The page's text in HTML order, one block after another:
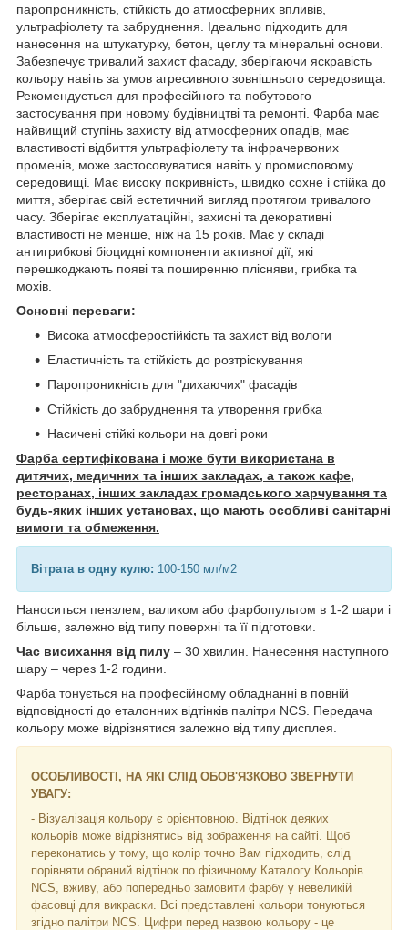
паропроникність, стійкість до атмосферних впливів,
ультрафіолету та забруднення. Ідеально підходить для
нанесення на штукатурку, бетон, цеглу та мінеральні основи.
Забезпечує тривалий захист фасаду, зберігаючи яскравість
кольору навіть за умов агресивного зовнішнього середовища.
Рекомендується для професійного та побутового
застосування при новому будівництві та ремонті. Фарба має
найвищий ступінь захисту від атмосферних опадів, має
властивості відбиття ультрафіолету та інфрачервоних
променів, може застосовуватися навіть у промисловому
середовищі. Має високу покривність, швидко сохне і стійка до
миття, зберігає свій естетичний вигляд протягом тривалого
часу. Зберігає експлуатаційні, захисні та декоративні
властивості не менше, ніж на 15 років. Має у складі
антигрибкові біоцидні компоненти активної дії, які
перешкоджають появі та поширенню плісняви, грибка та
мохів.
Основні переваги:
Висока атмосферостійкість та захист від вологи
Еластичність та стійкість до розтріскування
Паропроникність для "дихаючих" фасадів
Стійкість до забруднення та утворення грибка
Насичені стійкі кольори на довгі роки
Фарба сертифікована і може бути використана в
дитячих, медичних та інших закладах, а також кафе,
ресторанах, інших закладах громадського харчування та
будь-яких інших установах, що мають особливі санітарні
вимоги та обмеження.
Вітрата в одну кулю: 100-150 мл/м2
Наноситься пензлем, валиком або фарбопультом в 1-2 шари і
більше, залежно від типу поверхні та її підготовки.
Час висихання від пилу – 30 хвилин. Нанесення наступного
шару – через 1-2 години.
Фарба тонується на професійному обладнанні в повній
відповідності до еталонних відтінків палітри NCS. Передача
кольору може відрізнятися залежно від типу дисплея.
ОСОБЛИВОСТІ, НА ЯКІ СЛІД ОБОВ'ЯЗКОВО ЗВЕРНУТИ
УВАГУ:
- Візуалізація кольору є орієнтовною. Відтінок деяких
кольорів може відрізнятись від зображення на сайті. Щоб
переконатись у тому, що колір точно Вам підходить, слід
порівняти обраний відтінок по фізичному Каталогу Кольорів
NCS, вживу, або попередньо замовити фарбу у невеликій
фасовці для викраски. Всі представлені кольори тонуються
згідно палітри NCS. Цифри перед назвою кольору - це